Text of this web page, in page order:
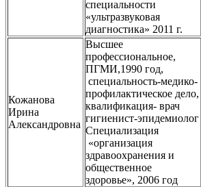
специальности
«ультразвуковая
диагностика» 2011 г.
Кожанова
Ирина
Александровна
Высшее
профессиональное,
ПГМИ,1990 год,
специальность-медико-
профилактическое дело,
квалификация- врач
гигиенист-эпидемиолог
Специализация
«организация
здравоохранения и
общественное
здоровье», 2006 год